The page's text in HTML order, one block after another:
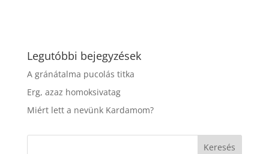
Legutóbbi bejegyzések
A gránátalma pucolás titka
Erg, azaz homoksivatag
Miért lett a nevünk Kardamom?